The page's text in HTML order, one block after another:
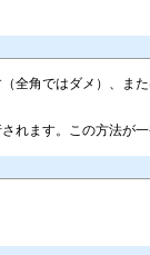
全角ではダメ）、
れます。この方法が